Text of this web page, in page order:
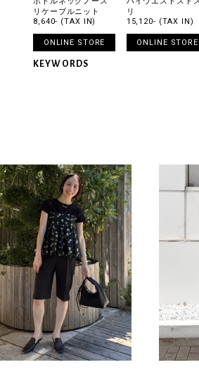
リケーブルニット
8,640- (TAX IN)
ONLINE STORE
リ
15,120- (TAX IN)
ONLINE STORE
KEYWORDS